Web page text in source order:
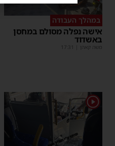
במהלך העבודה
אישה נפלה מסולם במחסן
באשדוד
משה קאהן 17:31
1